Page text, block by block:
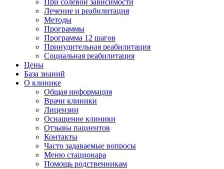
При солевой зависимости
Лечение и реабилитация
Методы
Программы
Программа 12 шагов
Принудительная реабилитация
Социальная реабилитация
Цены
База знаний
О клинике
Общая информация
Врачи клиники
Лицензии
Оснащение клиники
Отзывы пациентов
Контакты
Часто задаваемые вопросы
Меню стационара
Помощь родственникам